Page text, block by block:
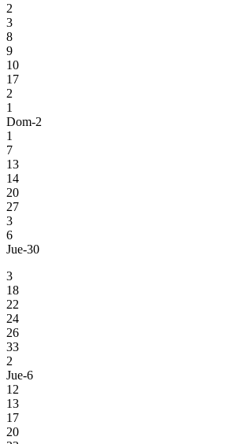
2
3
8
9
10
17
2
1
Dom-2
1
7
13
14
20
27
3
6
Jue-30
3
18
22
24
26
33
2
Jue-6
12
13
17
20